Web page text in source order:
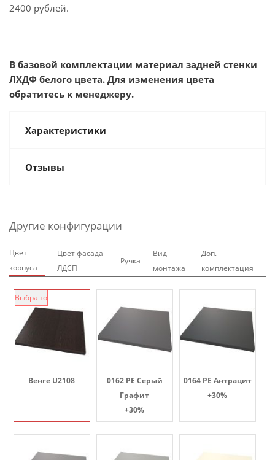
2400 рублей.
В базовой комплектации материал задней стенки
ЛХДФ белого цвета. Для изменения цвета
обратитесь к менеджеру.
Характеристики
Отзывы
Другие конфигурации
Цвет
корпуса
Цвет фасада
ЛДСП
Ручка
Вид
монтажа
Доп.
комплектация
Венге U2108
Выбрано
0162 PE Серый
Графит
+30%
0164 PE Антрацит
+30%